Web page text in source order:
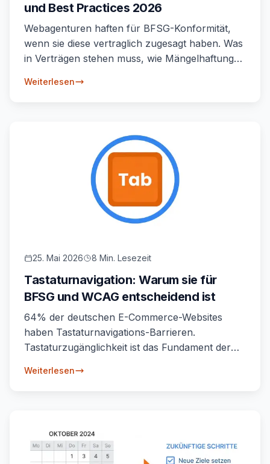
und Best Practices 2026
Webagenturen haften für BFSG-Konformität,
wenn sie diese vertraglich zugesagt haben. Was
in Verträgen stehen muss, wie Mängelhaftung
Weiterlesen
25. Mai 2026 8 Min. Lesezeit
Tastaturnavigation: Warum sie für
BFSG und WCAG entscheidend ist
64% der deutschen E-Commerce-Websites
haben Tastaturnavigations-Barrieren.
Tastaturzugänglichkeit ist das Fundament der
Weiterlesen